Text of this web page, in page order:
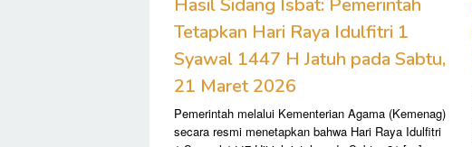
Tetapkan Hari Raya Idulfitri 1
Syawal 1447 H Jatuh pada Sabtu,
21 Maret 2026
Pemerintah melalui Kementerian Agama (Kemenag)
secara resmi menetapkan bahwa Hari Raya Idulfitri